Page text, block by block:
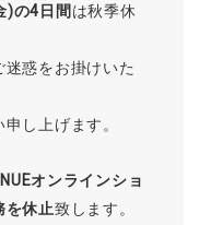
)の4日間 は秋季休
惑をお掛けいた
し上げます。
オンラインショ
を休止致します。